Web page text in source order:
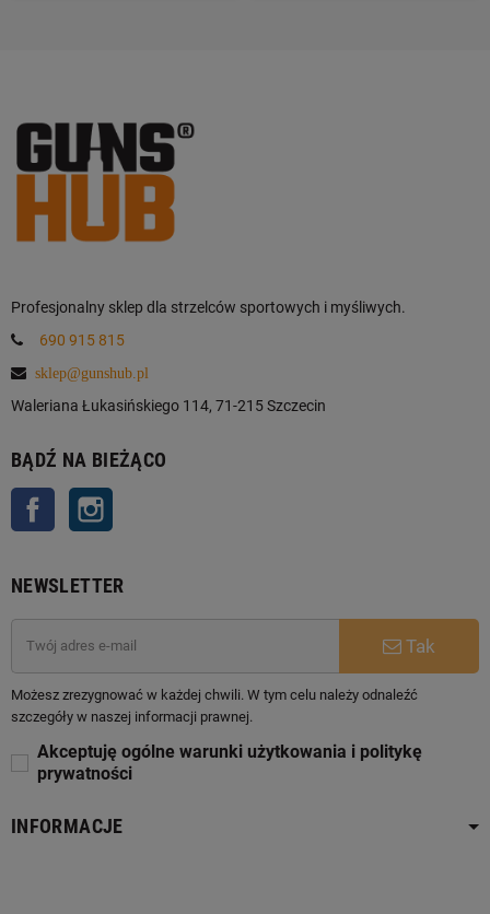
Profesjonalny sklep dla strzelców sportowych i myśliwych.
690 915 815
sklep@gunshub.pl
Waleriana Łukasińskiego 114, 71-215 Szczecin
BĄDŹ NA BIEŻĄCO
Facebook
NEWSLETTER
Tak
Możesz zrezygnować w każdej chwili. W tym celu należy odnaleźć
szczegóły w naszej informacji prawnej.
Akceptuję ogólne warunki użytkowania i politykę
prywatności
INFORMACJE